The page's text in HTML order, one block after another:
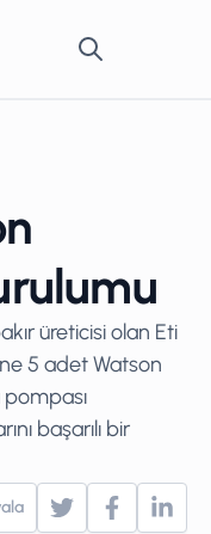
üreticisi olan Eti
5 adet Watson
başarılı bir